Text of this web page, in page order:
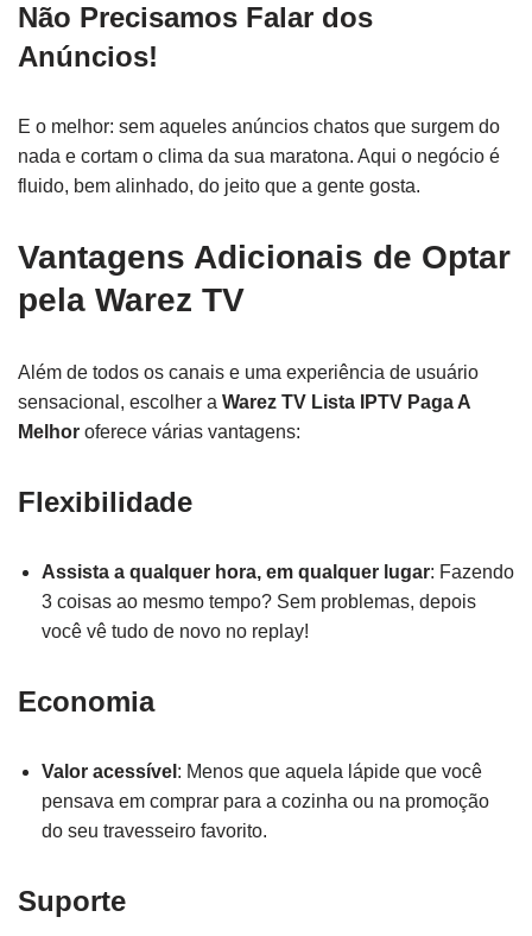
Não Precisamos Falar dos
Anúncios!
E o melhor: sem aqueles anúncios chatos que surgem do
nada e cortam o clima da sua maratona. Aqui o negócio é
fluido, bem alinhado, do jeito que a gente gosta.
Vantagens Adicionais de Optar
pela Warez TV
Além de todos os canais e uma experiência de usuário
sensacional, escolher a Warez TV Lista IPTV Paga A
Melhor oferece várias vantagens:
Flexibilidade
Assista a qualquer hora, em qualquer lugar: Fazendo
3 coisas ao mesmo tempo? Sem problemas, depois
você vê tudo de novo no replay!
Economia
Valor acessível : Menos que aquela lápide que você
pensava em comprar para a cozinha ou na promoção
do seu travesseiro favorito.
Suporte